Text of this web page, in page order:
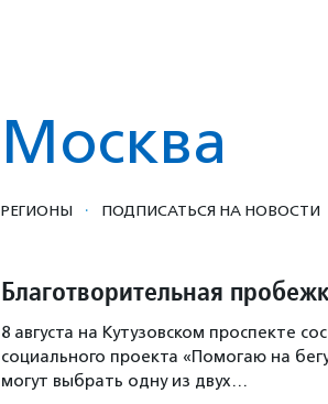
Москва
РЕГИОНЫ · ПОДПИСАТЬСЯ НА НОВОСТИ
Благотворительная
8 августа на Кутузовском проспекте
социального проекта «Помогаю на
могут выбрать одну из двух…